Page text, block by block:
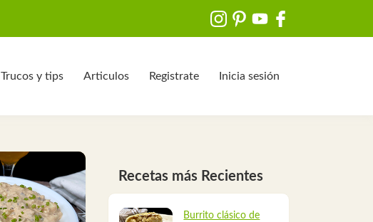
Trucos y tips Articulos Registrate Inicia sesión
Recetas más Recientes
Burrito clásico de